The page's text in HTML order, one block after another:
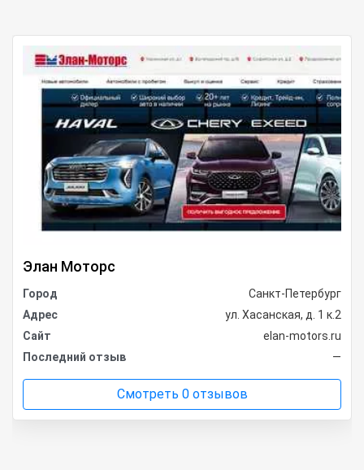
Элан Моторс
Город
Санкт-Петербург
Адрес
ул. Хасанская, д. 1 к.2
Сайт
elan-motors.ru
Последний отзыв
—
Смотреть 0 отзывов